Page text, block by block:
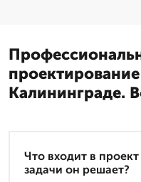
Калининграде.
Что входит в
задачи он решает?